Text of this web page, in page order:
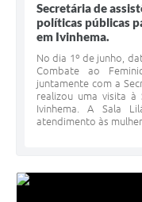
Secretária de
políticas públicas
em Ivinhema.
No dia 1º de junho,
Combate ao
juntamente com a
realizou uma visita à
Ivinhema. A Sala
atendimento às